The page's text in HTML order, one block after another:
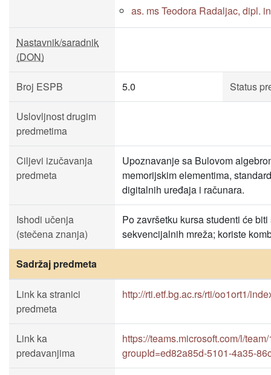
as. ms Teodora Radaljac, dipl.
Nastavnik/saradnik
(DON)
Broj ESPB 5.0 Status
Uslovljnost drugim
predmetima
Ciljevi izučavanja
predmeta
Upoznavanje sa Bulovom
memorijskim elementima,
digitalnih uređaja i računara.
Ishodi učenja
(stečena znanja)
Po završetku kursa studenti će
sekvencijalnih mreža; koriste
Sadržaj predmeta
Link ka stranici
predmeta
http://rti.etf.bg.ac.rs/rti/oo1ort1/
Link ka
predavanjima
https://teams.microsoft.com/l/
groupId=ed82a85d-5101-4a35-